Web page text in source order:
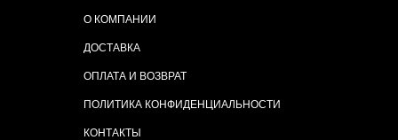
О КОМПАНИИ
ДОСТАВКА
ОПЛАТА И ВОЗВРАТ
ПОЛИТИКА КОНФИДЕНЦИАЛЬНОСТИ
КОНТАКТЫ